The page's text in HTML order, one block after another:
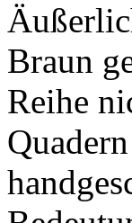
Braun
Reihe